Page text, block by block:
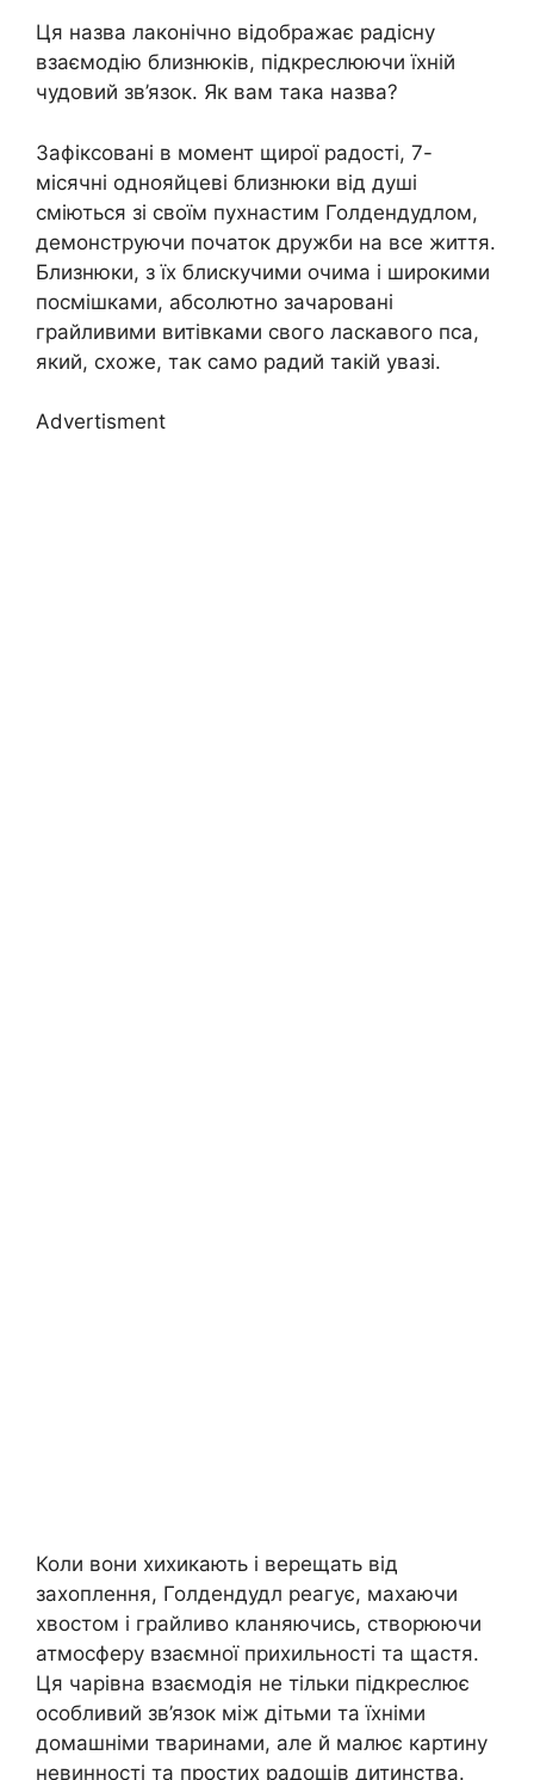
Ця назва лаконічно відображає радісну
взаємодію близнюків, підкреслюючи їхній
чудовий зв’язок. Як вам така назва?
Зафіксовані в момент щирої радості, 7-
місячні однояйцеві близнюки від душі
сміються зі своїм пухнастим Голдендудлом,
демонструючи початок дружби на все життя.
Близнюки, з їх блискучими очима і широкими
посмішками, абсолютно зачаровані
грайливими витівками свого ласкавого пса,
який, схоже, так само радий такій увазі.
Advertisment
Коли вони хихикають і верещать від
захоплення, Голдендудл реагує, махаючи
хвостом і грайливо кланяючись, створюючи
атмосферу взаємної прихильності та щастя.
Ця чарівна взаємодія не тільки підкреслює
особливий зв’язок між дітьми та їхніми
домашніми тваринами, але й малює картину
невинності та простих радощів дитинства.